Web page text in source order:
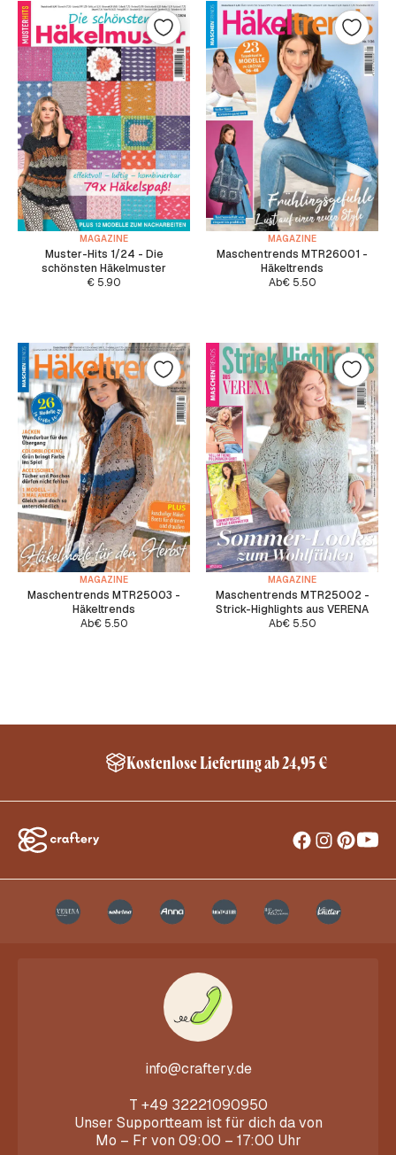
MAGAZINE
Muster-Hits 1/24 - Die
schönsten Häkelmuster
€ 5.90
MAGAZINE
Maschentrends MTR26001 -
Häkeltrends
Ab€5.50
MAGAZINE
Maschentrends MTR25003 -
Häkeltrends
Ab€5.50
MAGAZINE
Maschentrends MTR25002 -
Strick-Highlights aus VERENA
Ab€5.50
Kostenlose Lieferung ab 24,95 €
info@craftery.de
T +49 32221090950
Unser Supportteam ist für dich da von
Mo – Fr von 09:00 – 17:00 Uhr